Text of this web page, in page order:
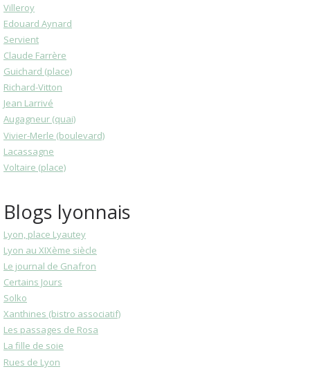
Villeroy
Edouard Aynard
Servient
Claude Farrère
Guichard (place)
Richard-Vitton
Jean Larrivé
Augagneur (quai)
Vivier-Merle (boulevard)
Lacassagne
Voltaire (place)
Blogs lyonnais
Lyon, place Lyautey
Lyon au XIXème siècle
Le journal de Gnafron
Certains Jours
Solko
Xanthines (bistro associatif)
Les passages de Rosa
La fille de soie
Rues de Lyon